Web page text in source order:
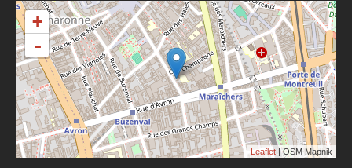
+
-
Leaflet | OSM Mapnik